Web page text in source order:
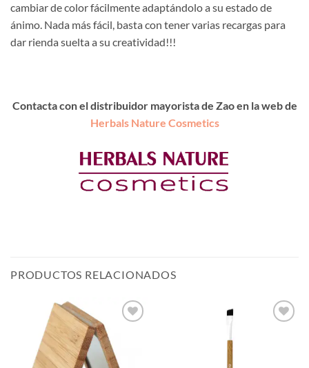
cambiar de color fácilmente adaptándolo a su estado de
ánimo. Nada más fácil, basta con tener varias recargas para
dar rienda suelta a su creatividad!!!
Contacta con el distribuidor mayorista de Zao en la web de
Herbals Nature Cosmetics
PRODUCTOS RELACIONADOS
deseos